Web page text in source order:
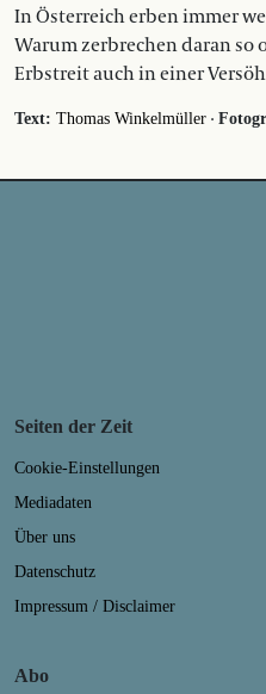
In Österreich erben immer
Warum zerbrechen daran so
Erbstreit auch in einer
Text: Thomas Winkelmüller ·
Seiten der Zeit
Cookie-Einstellungen
Mediadaten
Über uns
Datenschutz
Impressum / Disclaimer
Abo